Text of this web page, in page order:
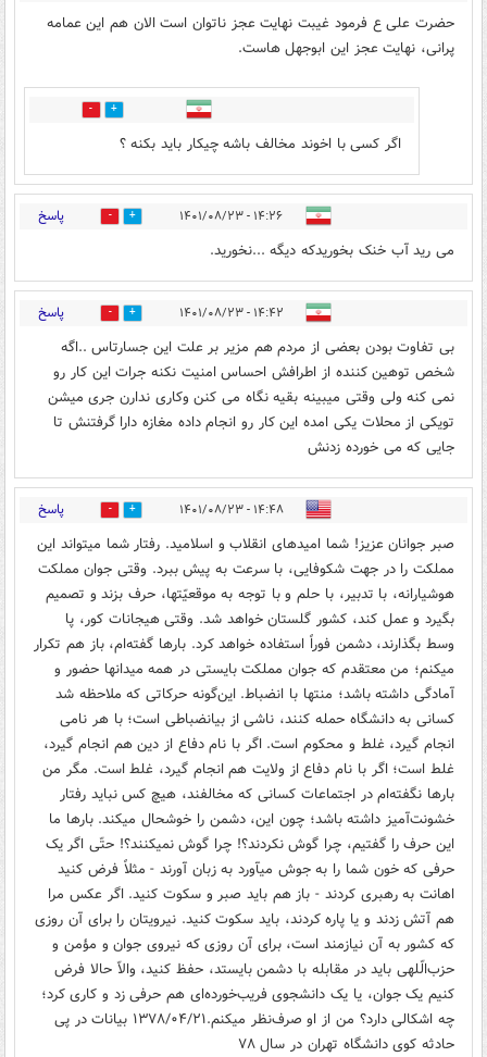
حضرت علی ع فرمود غیبت نهایت عجز ناتوان است الان هم این عمامه
پرانی، نهایت عجز این ابوجهل هاست.
4
اگر کسی با اخوند مخالف باشه چیکار باید بکنه ؟
۱۴:۲۶ - ۱۴۰۱/۰۸/۲۳ 11 پاسخ
می رید آب خنک بخوریدکه دیگه ...نخورید.
۱۴:۴۲ - ۱۴۰۱/۰۸/۲۳ 3 پاسخ
بی تفاوت بودن بعضی از مردم هم مزیر بر علت این جسارتاس ..اگه
شخص توهین کننده از اطرافش احساس امنیت نکنه جرات این کار رو
نمی کنه ولی وقتی میبینه بقیه نگاه می کنن وکاری ندارن جری میشن
تویکی از محلات یکی امده این کار رو انجام داده مغازه دارا گرفتنش تا
جایی که می خورده زدنش
۱۴:۴۸ - ۱۴۰۱/۰۸/۲۳ 1 پاسخ
صبر جوانان عزیز! شما امیدهای انقلاب و اسلامید. رفتار شما میتواند این
مملکت را در جهت شکوفایی، با سرعت به پیش ببرد. وقتی جوان مملکت
هوشیارانه، با تدبیر، با حلم و با توجه به موقعیّتها، حرف بزند و تصمیم
بگیرد و عمل کند، کشور گلستان خواهد شد. وقتی هیجانات کور، پا
وسط بگذارند، دشمن فوراً استفاده خواهد کرد. بارها گفته‌ام، باز هم تکرار
میکنم؛ من معتقدم که جوان مملکت بایستی در همه میدانها حضور و
آمادگی داشته باشد؛ منتها با انضباط. این‌گونه حرکاتی که ملاحظه شد
کسانی به دانشگاه حمله کنند، ناشی از بیانضباطی است؛ با هر نامی
انجام گیرد، غلط و محکوم است. اگر با نام دفاع از دین هم انجام گیرد،
غلط است؛ اگر با نام دفاع از ولایت هم انجام گیرد، غلط است. مگر من
بارها نگفته‌ام در اجتماعات کسانی که مخالفند، هیچ کس نباید رفتار
خشونت‌آمیز داشته باشد؛ چون این، دشمن را خوشحال میکند. بارها ما
این حرف را گفتیم، چرا گوش نکردند؟! چرا گوش نمیکنند؟! حتّی اگر یک
حرفی که خون شما را به جوش میآورد به زبان آورند - مثلاً فرض کنید
اهانت به رهبری کردند - باز هم باید صبر و سکوت کنید. اگر عکس مرا
هم آتش زدند و یا پاره کردند، باید سکوت کنید. نیرویتان را برای آن روزی
که کشور به آن نیازمند است، برای آن روزی که نیروی جوان و مؤمن و
حزب‌الّلهی باید در مقابله با دشمن بایستد، حفظ کنید، والاّ حالا فرض
کنیم یک جوان، یا یک دانشجوی فریب‌خورده‌ای هم حرفی زد و کاری کرد؛
چه اشکالی دارد؟ من از او صرف‌نظر میکنم.۱۳۷۸/۰۴/۲۱ بیانات در پی
حادثه کوی دانشگاه تهران در سال ۷۸